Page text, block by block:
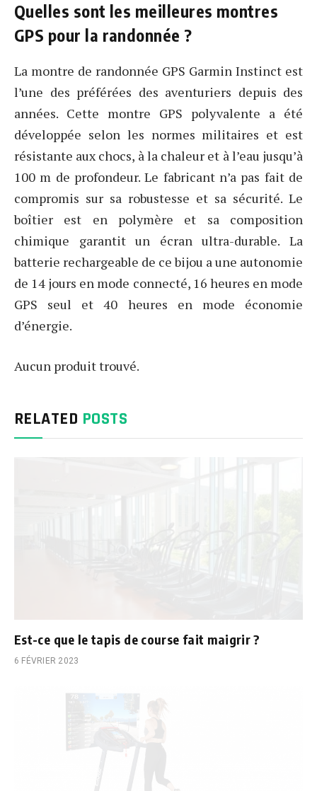
Quelles sont les meilleures montres
GPS pour la randonnée ?
La montre de randonnée GPS Garmin Instinct est
l’une des préférées des aventuriers depuis des
années. Cette montre GPS polyvalente a été
développée selon les normes militaires et est
résistante aux chocs, à la chaleur et à l’eau jusqu’à
100 m de profondeur. Le fabricant n’a pas fait de
compromis sur sa robustesse et sa sécurité. Le
boîtier est en polymère et sa composition
chimique garantit un écran ultra-durable. La
batterie rechargeable de ce bijou a une autonomie
de 14 jours en mode connecté, 16 heures en mode
GPS seul et 40 heures en mode économie
d’énergie.
Aucun produit trouvé.
RELATED POSTS
Est-ce que le tapis de course fait maigrir ?
6 FÉVRIER 2023